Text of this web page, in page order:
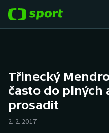
Hokej
Třinecký
často do plných
prosadit
2. 2. 2017